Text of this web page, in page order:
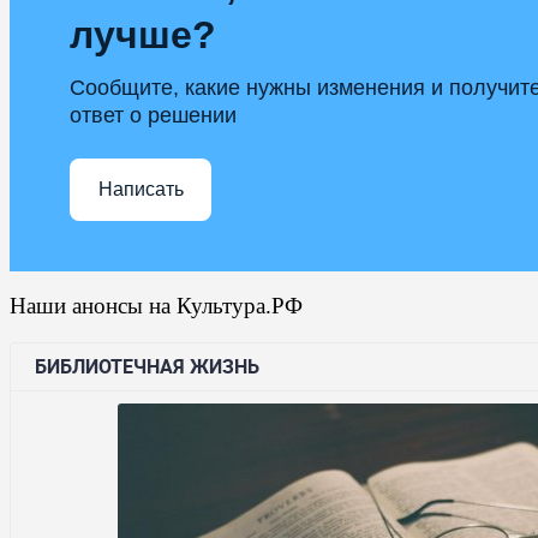
лучше?
Сообщите, какие нужны изменения и
ответ о решении
Написать
Наши анонсы на Культура.РФ